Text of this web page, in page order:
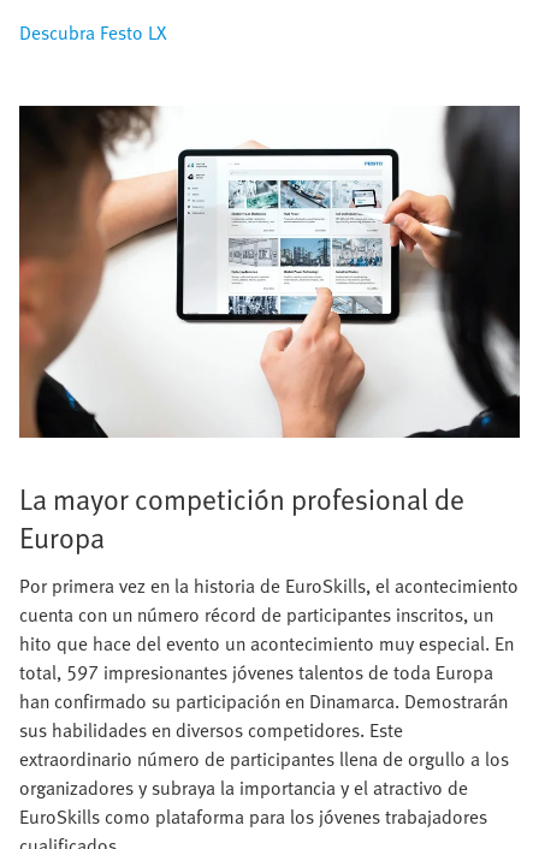
Descubra Festo LX
La mayor competición profesional de
Europa
Por primera vez en la historia de EuroSkills, el acontecimiento
cuenta con un número récord de participantes inscritos, un
hito que hace del evento un acontecimiento muy especial. En
total, 597 impresionantes jóvenes talentos de toda Europa
han confirmado su participación en Dinamarca. Demostrarán
sus habilidades en diversos competidores. Este
extraordinario número de participantes llena de orgullo a los
organizadores y subraya la importancia y el atractivo de
EuroSkills como plataforma para los jóvenes trabajadores